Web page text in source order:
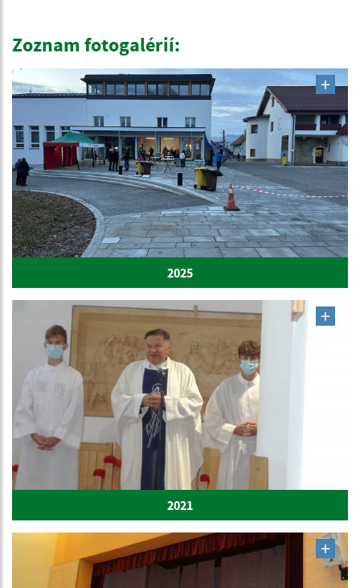
Zoznam fotogalérií:
2025
2021